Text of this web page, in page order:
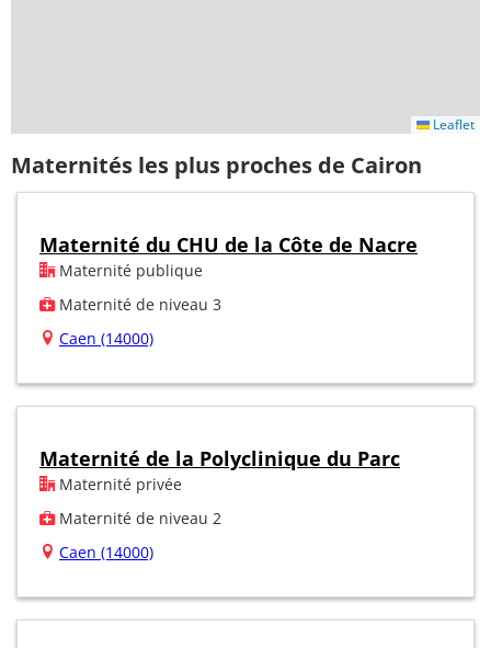
Leaflet
Maternités les plus proches de Cairon
Maternité du CHU de la Côte de Nacre
Maternité publique
Maternité de niveau 3
Caen (14000)
Maternité de la Polyclinique du Parc
Maternité privée
Maternité de niveau 2
Caen (14000)